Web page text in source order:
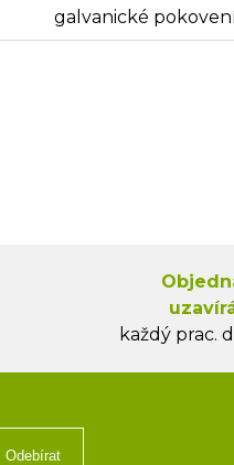
galvanické
každý prac.
Odebírat